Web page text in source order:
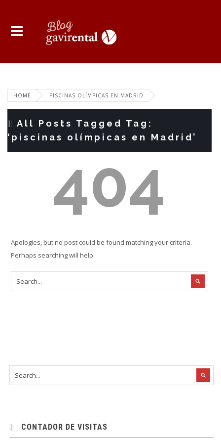
HOME PISCINAS OLÍMPICAS EN MADRID
All Posts Tagged Tag:
‘piscinas olímpicas en Madrid’
404
Apologies, but no post could be found matching your criteria.
Perhaps searching will help.
CONTADOR DE VISITAS